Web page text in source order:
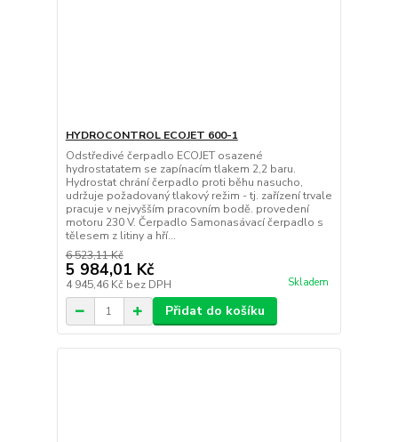
HYDROCONTROL ECOJET 600-1
Odstředivé čerpadlo ECOJET osazené
hydrostatatem se zapínacím tlakem 2,2 baru.
Hydrostat chrání čerpadlo proti běhu nasucho,
udržuje požadovaný tlakový režim - tj. zařízení trvale
pracuje v nejvyšším pracovním bodě. provedení
motoru 230 V. Čerpadlo Samonasávací čerpadlo s
tělesem z litiny a hří...
6 523,11 Kč
5 984,01 Kč
4 945,46 Kč bez DPH Skladem
Přidat do košíku